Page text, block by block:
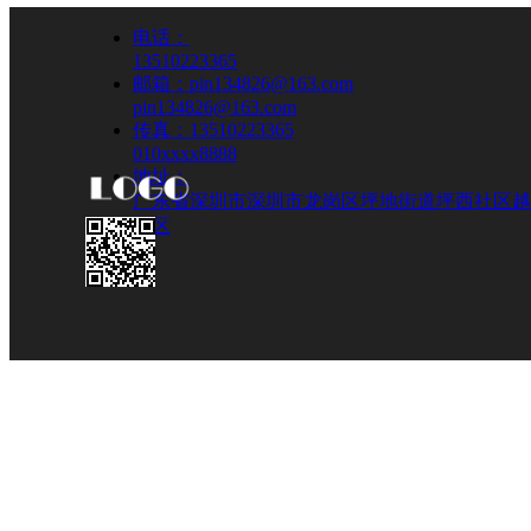
电话：
13510223365
邮箱：pin134826@163.com
pin134826@163.com
传真：13510223365
010xxxx8888
地址：
广东省深圳市深圳市龙岗区坪地街道坪西社区
业区